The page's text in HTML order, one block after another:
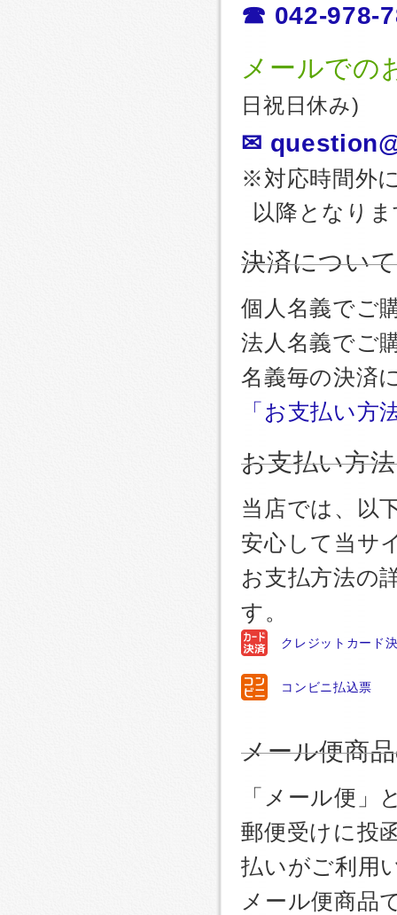
☎ 042-978-
メールでの
日祝日休み)
✉
※対応時間外
以降となり
決済について
個人名義でご
法人名義でご
名義毎の決済
「お支払い方
お支払い方
当店では、以
安心して当サ
お支払方法の
す。
クレジットカード
コンビニ払込票
メール便商
「メール便」
郵便受けに投
払いがご利用
メール便商品